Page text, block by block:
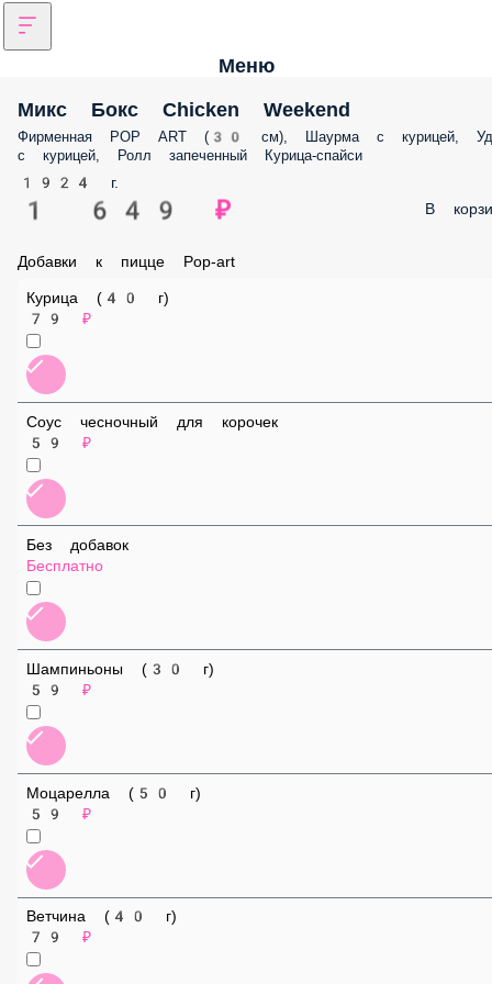
Меню
Микс Бокс Chicken Weekend
Фирменная POP ART (30 см), Шаурма с курицей, Удон с курицей, Ролл
запеченный Курица-спайси
1924 г.
1 649 ₽ В
Добавки к пицце Pop-art
Курица (40 г)
79 ₽
Соус чесночный для корочек
59 ₽
Без добавок
Бесплатно
Шампиньоны (30 г)
59 ₽
Моцарелла (50 г)
59 ₽